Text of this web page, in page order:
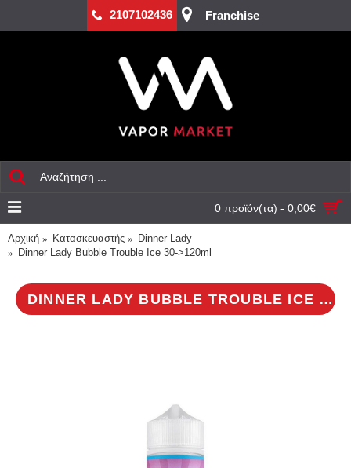
2107102436 Franchise
0 προϊόν(τα) - 0,00€
Αρχική Κατασκευαστής
Dinner Lady
Dinner Lady Bubble Trouble Ice 30->120ml
DINNER LADY BUBBLE TROUBLE ICE 30->120ML